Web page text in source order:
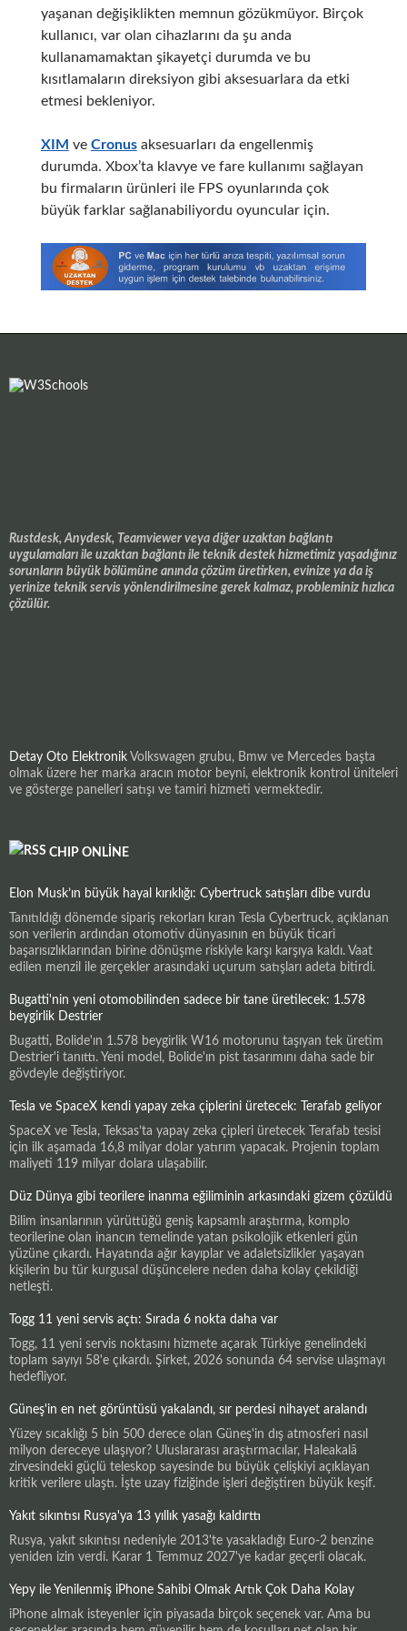
yaşanan değişiklikten memnun gözükmüyor. Birçok
kullanıcı, var olan cihazlarını da şu anda
kullanamamaktan şikayetçi durumda ve bu
kısıtlamaların direksiyon gibi aksesuarlara da etki
etmesi bekleniyor.
XIM ve Cronusaksesuarları da engellenmiş
durumda. Xbox’ta klavye ve fare kullanımı sağlayan
bu firmaların ürünleri ile FPS oyunlarında çok
büyük farklar sağlanabiliyordu oyuncular için.
Rustdesk, Anydesk, Teamviewer veya diğer uzaktan bağlantı
uygulamaları ile uzaktan bağlantı ile teknik destek hizmetimiz yaşadığınız
sorunların büyük bölümüne anında çözüm üretirken, evinize ya da iş
yerinize teknik servis yönlendirilmesine gerek kalmaz, probleminiz hızlıca
çözülür.
Detay Oto Elektronik Volkswagen grubu, Bmw ve Mercedes başta
olmak üzere her marka aracın motor beyni, elektronik kontrol üniteleri
ve gösterge panelleri satışı ve tamiri hizmeti vermektedir.
CHIP ONLINE
Elon Musk’ın büyük hayal kırıklığı: Cybertruck satışları dibe vurdu
Tanıtıldığı dönemde sipariş rekorları kıran Tesla Cybertruck, açıklanan
son verilerin ardından otomotiv dünyasının en büyük ticari
başarısızlıklarından birine dönüşme riskiyle karşı karşıya kaldı. Vaat
edilen menzil ile gerçekler arasındaki uçurum satışları adeta bitirdi.
Bugatti'nin yeni otomobilinden sadece bir tane üretilecek: 1.578
beygirlik Destrier
Bugatti, Bolide'ın 1.578 beygirlik W16 motorunu taşıyan tek üretim
Destrier'i tanıttı. Yeni model, Bolide'ın pist tasarımını daha sade bir
gövdeyle değiştiriyor.
Tesla ve SpaceX kendi yapay zeka çiplerini üretecek: Terafab geliyor
SpaceX ve Tesla, Teksas’ta yapay zeka çipleri üretecek Terafab tesisi
için ilk aşamada 16,8 milyar dolar yatırım yapacak. Projenin toplam
maliyeti 119 milyar dolara ulaşabilir.
Düz Dünya gibi teorilere inanma eğiliminin arkasındaki gizem çözüldü
Bilim insanlarının yürüttüğü geniş kapsamlı araştırma, komplo
teorilerine olan inancın temelinde yatan psikolojik etkenleri gün
yüzüne çıkardı. Hayatında ağır kayıplar ve adaletsizlikler yaşayan
kişilerin bu tür kurgusal düşüncelere neden daha kolay çekildiği
netleşti.
Togg 11 yeni servis açtı: Sırada 6 nokta daha var
Togg, 11 yeni servis noktasını hizmete açarak Türkiye genelindeki
toplam sayıyı 58'e çıkardı. Şirket, 2026 sonunda 64 servise ulaşmayı
hedefliyor.
Güneş'in en net görüntüsü yakalandı, sır perdesi nihayet aralandı
Yüzey sıcaklığı 5 bin 500 derece olan Güneş'in dış atmosferi nasıl
milyon dereceye ulaşıyor? Uluslararası araştırmacılar, Haleakalā
zirvesindeki güçlü teleskop sayesinde bu büyük çelişkiyi açıklayan
kritik verilere ulaştı. İşte uzay fiziğinde işleri değiştiren büyük keşif.
Yakıt sıkıntısı Rusya'ya 13 yıllık yasağı kaldırttı
Rusya, yakıt sıkıntısı nedeniyle 2013'te yasakladığı Euro-2 benzine
yeniden izin verdi. Karar 1 Temmuz 2027'ye kadar geçerli olacak.
Yepy ile Yenilenmiş iPhone Sahibi Olmak Artık Çok Daha Kolay
iPhone almak isteyenler için piyasada birçok seçenek var. Ama bu